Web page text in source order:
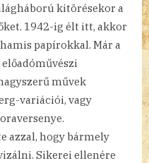
kitörésekor a
1942-ig élt itt, akkor
papírokkal. Már a
művek
variációi, vagy
azzal, hogy bármely
Sikerei ellenére